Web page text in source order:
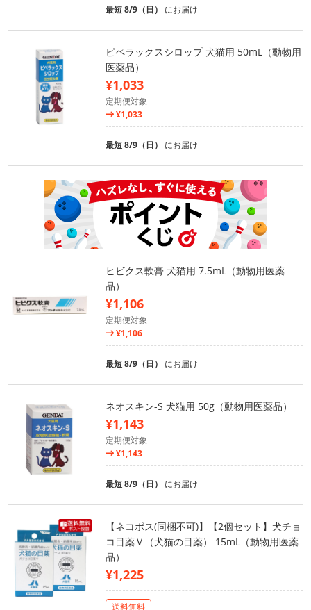
最短 8/9（日） にお届け
ピペラックスシロップ 犬猫用 50mL（動物用
医薬品）
¥1,033
定期便対象
¥1,033
最短 8/9（日） にお届け
ヒビクス軟膏 犬猫用 7.5mL（動物用医薬
品）
¥1,106
定期便対象
¥1,106
最短 8/9（日） にお届け
ネオスキン-S 犬猫用 50g（動物用医薬品）
¥1,143
定期便対象
¥1,143
最短 8/9（日） にお届け
【ネコポス(同梱不可)】【2個セット】犬チョ
コ目薬Ｖ（犬猫の目薬） 15mL（動物用医薬
品）
¥1,225
送料無料